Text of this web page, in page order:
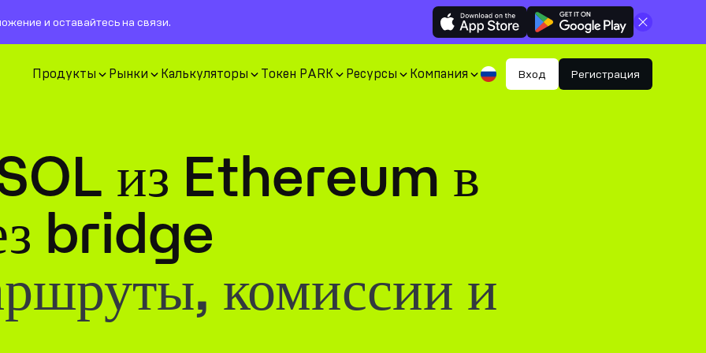
и оставайтесь на связи. Закрыть
Продукты Рынки Калькуляторы Токен PARK Ресурсы Компания Вход Регистрация
из Ethereum в
bridge
комиссии и